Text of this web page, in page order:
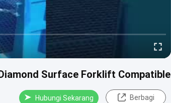
Surface Forklift Compatible
Hubungi Sekarang Berbagi